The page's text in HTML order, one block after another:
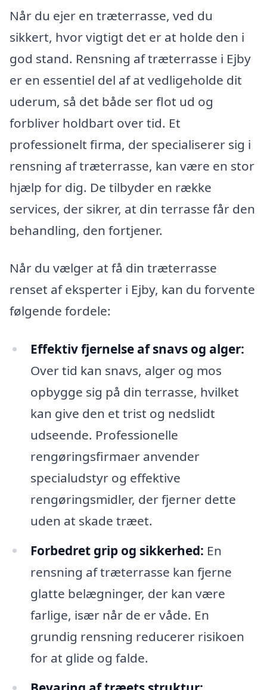
Når du ejer en træterrasse, ved du
sikkert, hvor vigtigt det er at holde den i
god stand. Rensning af træterrasse i Ejby
er en essentiel del af at vedligeholde dit
uderum, så det både ser flot ud og
forbliver holdbart over tid. Et
professionelt firma, der specialiserer sig i
rensning af træterrasse, kan være en stor
hjælp for dig. De tilbyder en række
services, der sikrer, at din terrasse får den
behandling, den fortjener.
Når du vælger at få din træterrasse
renset af eksperter i Ejby, kan du forvente
følgende fordele:
Effektiv fjernelse af snavs og alger:
Over tid kan snavs, alger og mos
opbygge sig på din terrasse, hvilket
kan give den et trist og nedslidt
udseende. Professionelle
rengøringsfirmaer anvender
specialudstyr og effektive
rengøringsmidler, der fjerner dette
uden at skade træet.
Forbedret grip og sikkerhed: En
rensning af træterrasse kan fjerne
glatte belægninger, der kan være
farlige, især når de er våde. En
grundig rensning reducerer risikoen
for at glide og falde.